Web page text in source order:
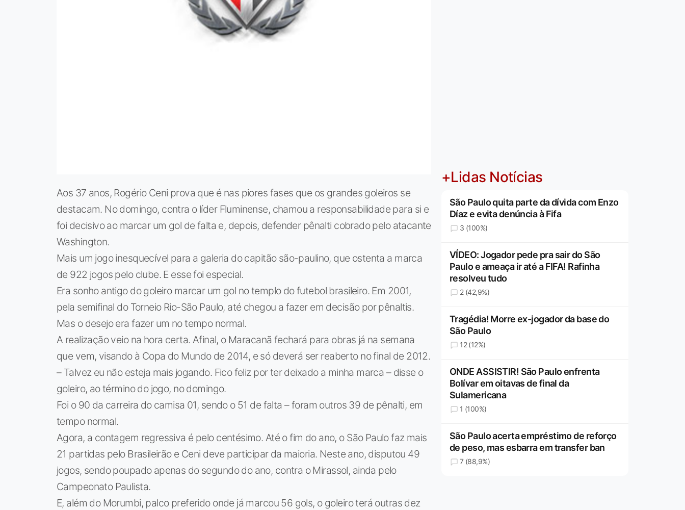
Aos 37 anos, Rogério Ceni prova que é nas piores fases que os grandes goleiros se
destacam. No domingo, contra o líder Fluminense, chamou a responsabilidade para si e
foi decisivo ao marcar um gol de falta e, depois, defender pênalti cobrado pelo atacante
Washington.
Mais um jogo inesquecível para a galeria do capitão são-paulino, que ostenta a marca
de 922 jogos pelo clube. E esse foi especial.
Era sonho antigo do goleiro marcar um gol no templo do futebol brasileiro. Em 2001,
pela semifinal do Torneio Rio-São Paulo, até chegou a fazer em decisão por pênaltis.
Mas o desejo era fazer um no tempo normal.
A realização veio na hora certa. Afinal, o Maracanã fechará para obras já na semana
que vem, visando à Copa do Mundo de 2014, e só deverá ser reaberto no final de 2012.
– Talvez eu não esteja mais jogando. Fico feliz por ter deixado a minha marca – disse o
goleiro, ao término do jogo, no domingo.
Foi o 90 da carreira do camisa 01, sendo o 51 de falta – foram outros 39 de pênalti, em
tempo normal.
Agora, a contagem regressiva é pelo centésimo. Até o fim do ano, o São Paulo faz mais
21 partidas pelo Brasileirão e Ceni deve participar da maioria. Neste ano, disputou 49
jogos, sendo poupado apenas do segundo do ano, contra o Mirassol, ainda pelo
Campeonato Paulista.
E, além do Morumbi, palco preferido onde já marcou 56 gols, o goleiro terá outras dez
+Lidas Notícias
São Paulo quita parte da dívida com Enzo
Díaz e evita denúncia à Fifa
3 (100%)
VÍDEO: Jogador pede pra sair do São
Paulo e ameaça ir até a FIFA! Rafinha
resolveu tudo
2 (42,9%)
Tragédia! Morre ex-jogador da base do
São Paulo
12 (12%)
ONDE ASSISTIR! São Paulo enfrenta
Bolívar em oitavas de final da
Sulamericana
1 (100%)
São Paulo acerta empréstimo de reforço
de peso, mas esbarra em transfer ban
7 (88,9%)